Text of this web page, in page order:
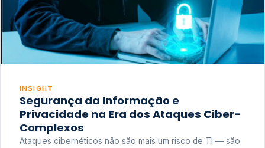
INSIGHT
Segurança da Informação e
Privacidade na Era dos Ataques Ciber-
Complexos
Ataques cibernéticos não são mais um risco de TI — são